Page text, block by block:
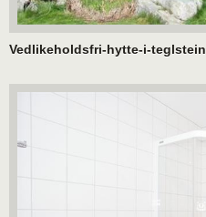
Vedlikeholdsfri-hytte-i-teglstein